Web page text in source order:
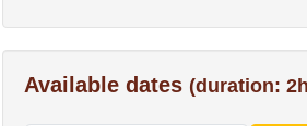
Available dates (duration: